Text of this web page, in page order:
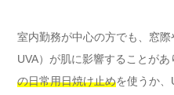
室内勤務が中心の方でも、窓
UVA）が肌に影響することがあ
の日常用日焼け止めを使うか